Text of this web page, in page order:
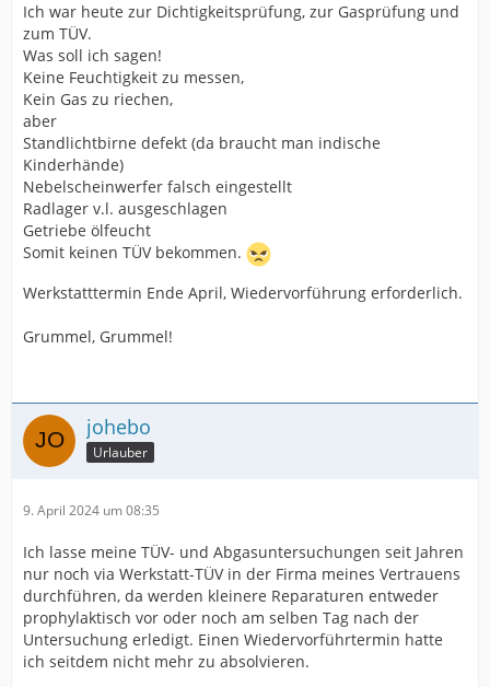
Ich war heute zur Dichtigkeitsprüfung, zur Gasprüfung und
zum TÜV.
Was soll ich sagen!
Keine Feuchtigkeit zu messen,
Kein Gas zu riechen,
aber
Standlichtbirne defekt (da braucht man indische
Kinderhände)
Nebelscheinwerfer falsch eingestellt
Radlager v.l. ausgeschlagen
Getriebe ölfeucht
Somit keinen TÜV bekommen.
Werkstatttermin Ende April, Wiedervorführung erforderlich.
Grummel, Grummel!
johebo
Urlauber
9. April 2024 um 08:35
Ich lasse meine TÜV- und Abgasuntersuchungen seit Jahren
nur noch via Werkstatt-TÜV in der Firma meines Vertrauens
durchführen, da werden kleinere Reparaturen entweder
prophylaktisch vor oder noch am selben Tag nach der
Untersuchung erledigt. Einen Wiedervorführtermin hatte
ich seitdem nicht mehr zu absolvieren.